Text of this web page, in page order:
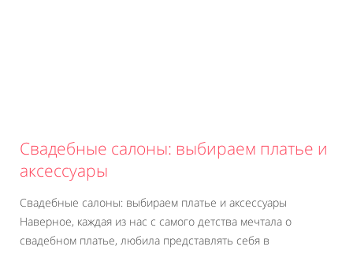
Свадебные салоны: выбираем платье и
аксессуары
Свадебные салоны: выбираем платье и аксессуары
Наверное, каждая из нас с самого детства мечтала о
свадебном платье, любила представлять себя в